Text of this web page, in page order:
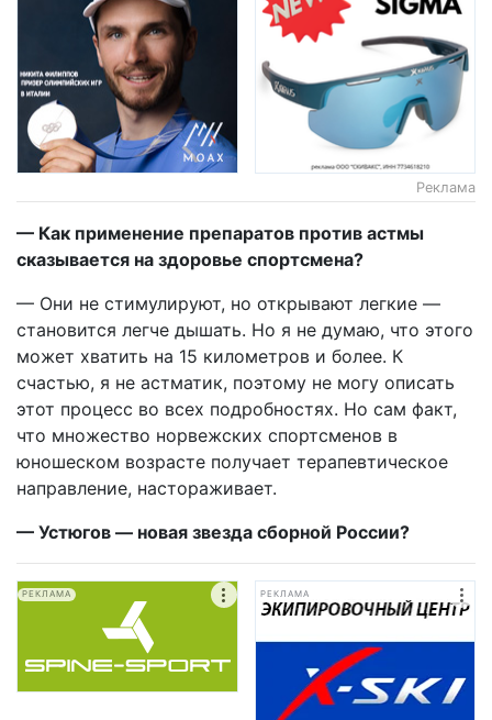
Реклама
— Как применение препаратов против астмы
сказывается на здоровье спортсмена?
— Они не стимулируют, но открывают легкие —
становится легче дышать. Но я не думаю, что этого
может хватить на 15 километров и более. К
счастью, я не астматик, поэтому не могу описать
этот процесс во всех подробностях. Но сам факт,
что множество норвежских спортсменов в
юношеском возрасте получает терапевтическое
направление, настораживает.
— Устюгов — новая звезда сборной России?
РЕКЛАМА РЕКЛАМА